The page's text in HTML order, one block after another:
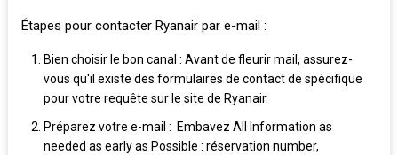
Étapes pour contacter Ryanair par e-mail :
Bien choisir le bon canal : Avant de fleurir mail, assurez-
vous qu'il existe des formulaires de contact de spécifique
pour votre requête sur le site de Ryanair.
Préparez votre e-mail : Embavez All Information as
needed as early as Possible : réservation number,